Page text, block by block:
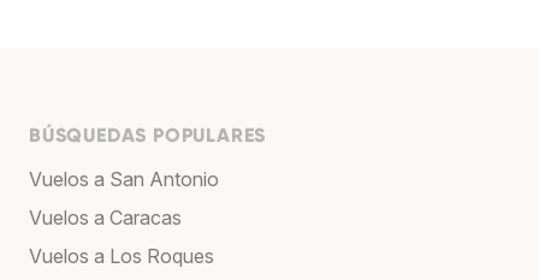
BÚSQUEDAS POPULARES
Vuelos a San Antonio
Vuelos a Caracas
Vuelos a Los Roques